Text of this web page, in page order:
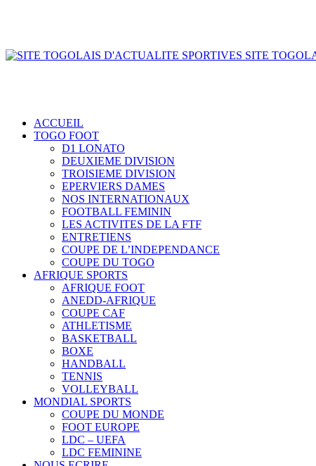
SITE
ACCUEIL
TOGO FOOT
D1 LONATO
DEUXIEME DIVISION
TROISIEME DIVISION
EPERVIERS DAMES
NOS INTERNATIONAUX
FOOTBALL FEMININ
LES ACTIVITES DE LA FTF
ENTRETIENS
COUPE DE L’INDEPENDANCE
COUPE DU TOGO
AFRIQUE SPORTS
AFRIQUE FOOT
ANEDD-AFRIQUE
COUPE CAF
ATHLETISME
BASKETBALL
BOXE
HANDBALL
TENNIS
VOLLEYBALL
MONDIAL SPORTS
COUPE DU MONDE
FOOT EUROPE
LDC – UEFA
LDC FEMININE